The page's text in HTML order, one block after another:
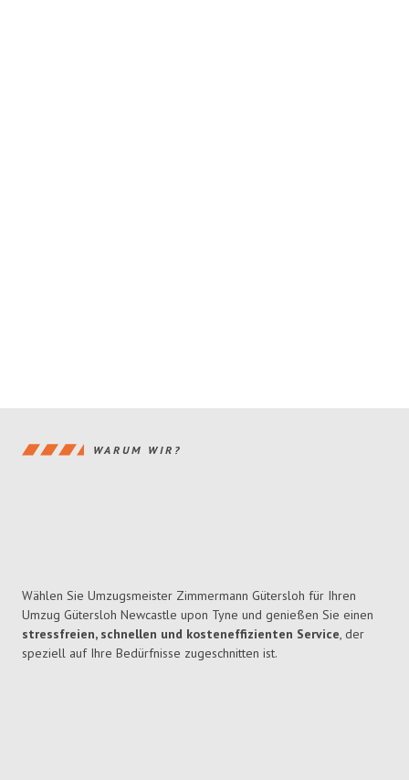
WARUM WIR?
Wählen Sie Umzugsmeister Zimmermann Gütersloh für Ihren
Umzug Gütersloh Newcastle upon Tyne und genießen Sie einen
stressfreien, schnellen und kosteneffizienten Service, der
speziell auf Ihre Bedürfnisse zugeschnitten ist.